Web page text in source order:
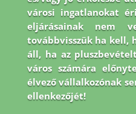
városi ingatlanokat
eljárásainak nem
továbbvisszük ha kell,
áll, ha az
város számára
élvező vállalkozónak
ellenkezőjét!